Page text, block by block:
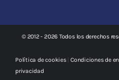
© 2012 - 2026 Todos los derechos
Política de cookies|Condiciones de
privacidad